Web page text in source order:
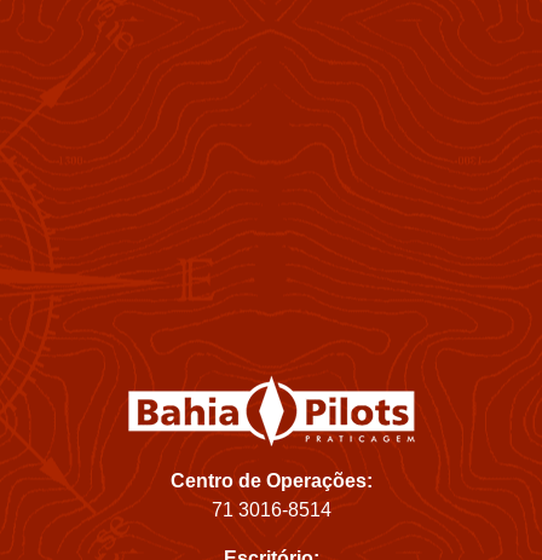
Centro de Operações:
71 3016-8514